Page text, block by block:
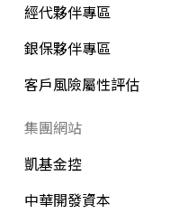
經代夥伴專區
銀保夥伴專區
客戶風險屬性評估
集團網站
凱基金控
中華開發資本